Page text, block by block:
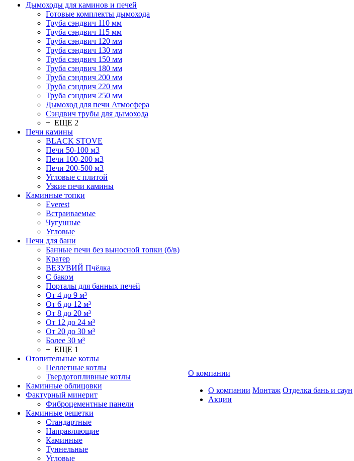
Дымоходы для каминов и печей
Готовые комплекты дымохода
Труба сэндвич 110 мм
Труба сэндвич 115 мм
Труба сэндвич 120 мм
Труба сэндвич 130 мм
Труба сэндвич 150 мм
Труба сэндвич 180 мм
Труба сэндвич 200 мм
Труба сэндвич 220 мм
Труба сэндвич 250 мм
Дымоход для печи Атмосфера
Сэндвич трубы для дымохода
+ ЕЩЕ 2
Печи камины
BLACK STOVE
Печи 50-100 м3
Печи 100-200 м3
Печи 200-500 м3
Угловые с плитой
Узкие печи камины
Каминные топки
Everest
Встраиваемые
Чугунные
Угловые
Печи для бани
Банные печи без выносной топки (б/в)
Кратер
ВЕЗУВИЙ Пчёлка
С баком
Порталы для банных печей
От 4 до 9 м³
От 6 до 12 м³
От 8 до 20 м³
От 12 до 24 м³
От 20 до 30 м³
Более 30 м³
+ ЕЩЕ 1
Отопительные котлы
Пеллетные котлы
Твердотопливные котлы
Каминные облицовки
Фактурный минерит
Фиброцементные панели
Каминные решетки
Стандартные
Направляющие
Каминные
Туннельные
Угловые
О компании
О компании
Акции
Монтаж Отделка бань и саун